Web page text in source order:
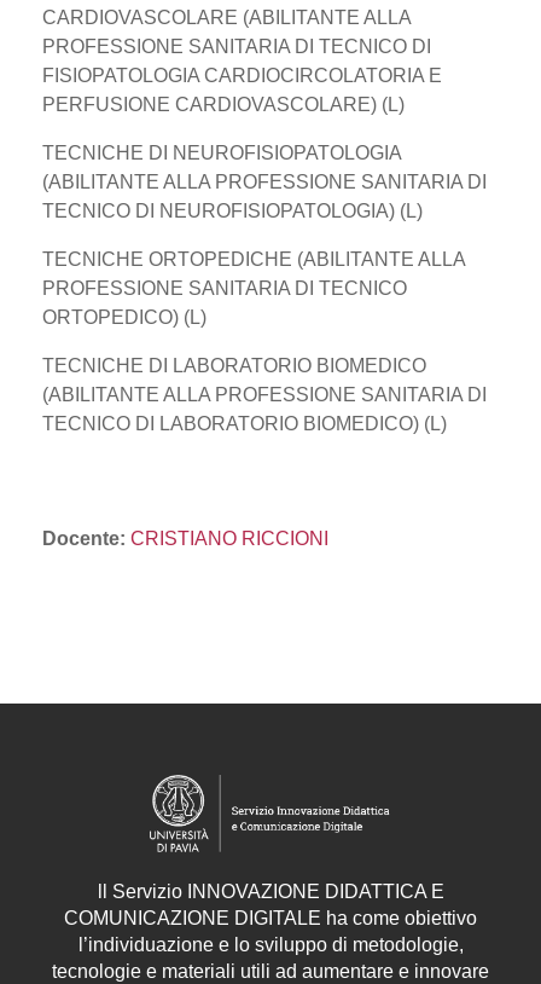
CARDIOVASCOLARE (ABILITANTE ALLA
PROFESSIONE SANITARIA DI TECNICO DI
FISIOPATOLOGIA CARDIOCIRCOLATORIA E
PERFUSIONE CARDIOVASCOLARE) (L)
TECNICHE DI NEUROFISIOPATOLOGIA
(ABILITANTE ALLA PROFESSIONE SANITARIA DI
TECNICO DI NEUROFISIOPATOLOGIA) (L)
TECNICHE ORTOPEDICHE (ABILITANTE ALLA
PROFESSIONE SANITARIA DI TECNICO
ORTOPEDICO) (L)
TECNICHE DI LABORATORIO BIOMEDICO
(ABILITANTE ALLA PROFESSIONE SANITARIA DI
TECNICO DI LABORATORIO BIOMEDICO) (L)
Docente: CRISTIANO RICCIONI
Servizio INNOVAZIONE DIDATTICA E
COMUNICAZIONE DIGITALE ha come obiettivo
l’individuazione e lo sviluppo di metodologie,
tecnologie e materiali utili ad aumentare e innovare